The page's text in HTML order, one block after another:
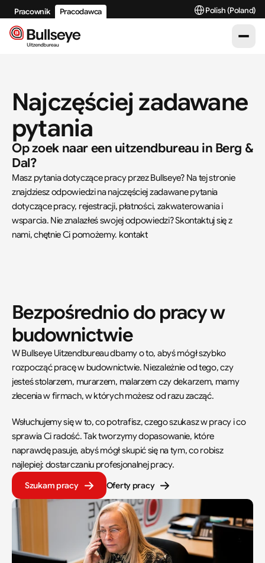
Najczęściej zadawane
pytania
Op zoek naar een uitzendbureau in Berg &
Dal?
Masz pytania dotyczące pracy przez Bullseye? Na tej stronie
znajdziesz odpowiedzi na najczęściej zadawane pytania
dotyczące pracy, rejestracji, płatności, zakwaterowania i
wsparcia. Nie znalazłeś swojej odpowiedzi? Skontaktuj się z
nami, chętnie Ci pomożemy. kontakt
Bezpośrednio do pracy w
budownictwie
W Bullseye Uitzendbureau dbamy o to, abyś mógł szybko
rozpocząć pracę w budownictwie. Niezależnie od tego, czy
jesteś stolarzem, murarzem, malarzem czy dekarzem, mamy
zlecenia w firmach, w których możesz od razu zacząć.
Wsłuchujemy się w to, co potrafisz, czego szukasz w pracy i co
sprawia Ci radość. Tak tworzymy dopasowanie, które
naprawdę pasuje, abyś mógł skupić się na tym, co robisz
najlepiej: dostarczaniu profesjonalnej pracy.
Szukam pracy
Oferty pracy
Pracownik Pracodawca Select Language
Polish (Poland)